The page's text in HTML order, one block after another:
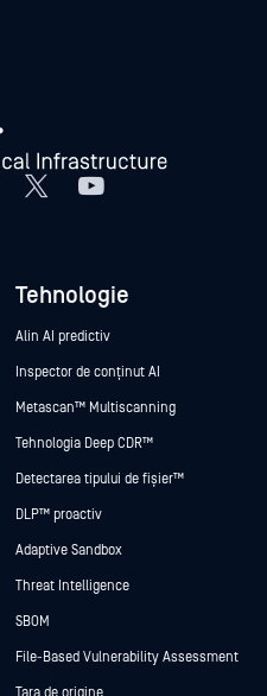
Tehnologie
Alin AI predictiv
Inspector de conținut AI
Metascan™ Multiscanning
Tehnologia Deep CDR™
Detectarea tipului de fișier™
DLP™ proactiv
Adaptive Sandbox
Threat Intelligence
SBOM
File-Based Vulnerability Assessment